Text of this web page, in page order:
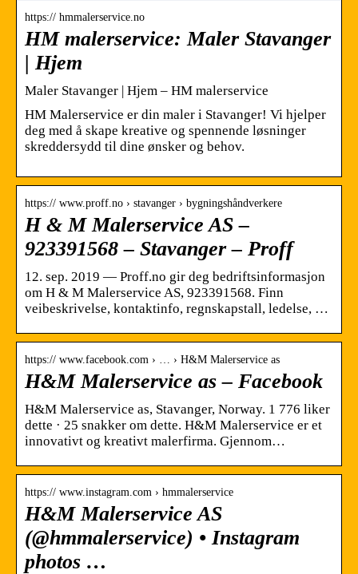
https:// hmmalerservice.no
HM malerservice: Maler Stavanger
| Hjem
Maler Stavanger | Hjem – HM malerservice
HM Malerservice er din maler i Stavanger! Vi hjelper
deg med å skape kreative og spennende løsninger
skreddersydd til dine ønsker og behov.
https:// www.proff.no › stavanger › bygningshåndverkere
H & M Malerservice AS –
923391568 – Stavanger – Proff
12. sep. 2019 — Proff.no gir deg bedriftsinformasjon
om H & M Malerservice AS, 923391568. Finn
veibeskrivelse, kontaktinfo, regnskapstall, ledelse, …
https:// www.facebook.com › … › H&M Malerservice as
H&M Malerservice as – Facebook
H&M Malerservice as, Stavanger, Norway. 1 776 liker
dette · 25 snakker om dette. H&M Malerservice er et
innovativt og kreativt malerfirma. Gjennom…
https:// www.instagram.com › hmmalerservice
H&M Malerservice AS
(@hmmalerservice) • Instagram
photos …